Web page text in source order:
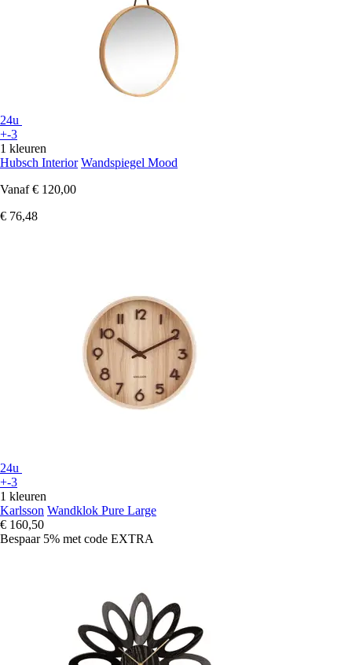
24u
+-3
1 kleuren
Hubsch Interior Wandspiegel Mood
Vanaf € 120,00
€ 76,48
24u
+-3
1 kleuren
Karlsson Wandklok Pure Large
€ 160,50
Bespaar 5% met code EXTRA